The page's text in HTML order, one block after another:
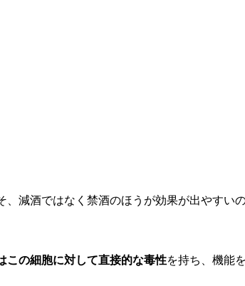
、減酒ではなく禁酒のほうが効果が出やすいの
この細胞に対して直接的な毒性を持ち、機能